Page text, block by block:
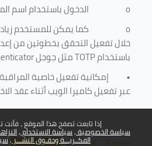
إذا تابعت تصفح هذا الموقع ،
سياسة الخصوصية سياسة الاستخدام
الفكــريـــة وحقـوق النشـــر
o
الدخول باستخدام اسم
o
كما يمكن للمستخدم
خلال تفعيل التحقق بخطوتين من
باستخدامTOTPمثل جوجل
• إمكانية تفعيل خاصية
عبر تفعيل كاميرا الويب أثناء عقد